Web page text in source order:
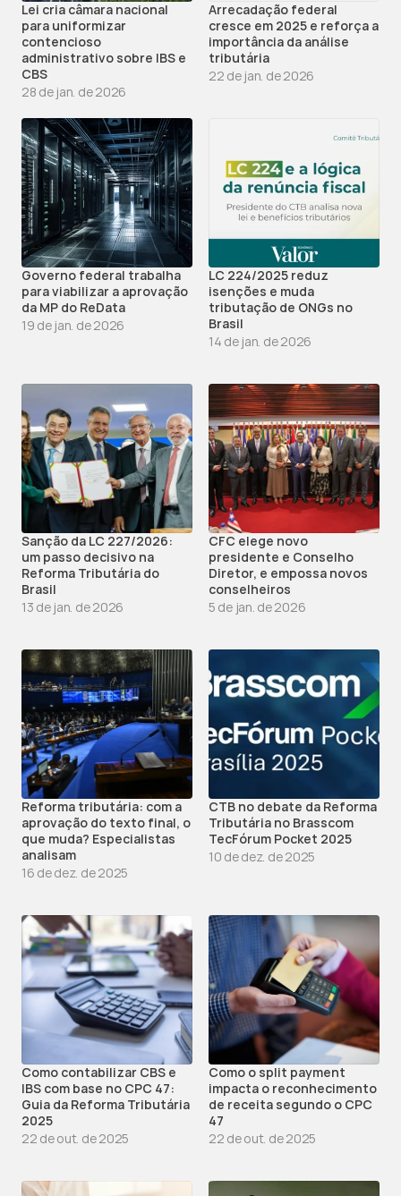
Lei cria câmara nacional
para uniformizar
contencioso
administrativo sobre IBS e
CBS
28 de jan. de 2026
Arrecadação federal
cresce em 2025 e reforça a
importância da análise
tributária
22 de jan. de 2026
Governo federal trabalha
para viabilizar a aprovação
da MP do ReData
19 de jan. de 2026
LC 224/2025 reduz
isenções e muda
tributação de ONGs no
Brasil
14 de jan. de 2026
Sanção da LC 227/2026:
um passo decisivo na
Reforma Tributária do
Brasil
13 de jan. de 2026
CFC elege novo
presidente e Conselho
Diretor, e empossa novos
conselheiros
5 de jan. de 2026
Reforma tributária: com a
aprovação do texto final, o
que muda? Especialistas
analisam
16 de dez. de 2025
CTB no debate da Reforma
Tributária no Brasscom
TecFórum Pocket 2025
10 de dez. de 2025
Como contabilizar CBS e
IBS com base no CPC 47:
Guia da Reforma Tributária
2025
22 de out. de 2025
Como o split payment
impacta o reconhecimento
de receita segundo o CPC
47
22 de out. de 2025